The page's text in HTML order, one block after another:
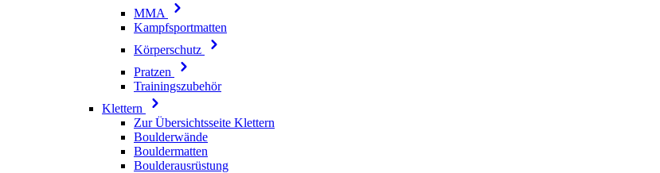
MMA
Kampfsportmatten
Körperschutz
Pratzen
Trainingszubehör
Klettern
Zur Übersichtsseite Klettern
Boulderwände
Bouldermatten
Boulderausrüstung